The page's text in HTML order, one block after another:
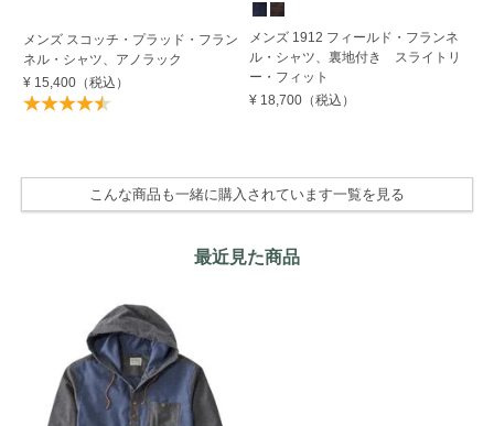
メンズ スコッチ・プラッド・フラン
ネル・シャツ、アノラック
¥ 15,400（税込）
メンズ 1912 フィールド・フランネ
ル・シャツ、裏地付き スライトリ
ー・フィット
¥ 18,700 （税込）
こんな商品も一緒に購入されています一覧を見る
最近見た商品